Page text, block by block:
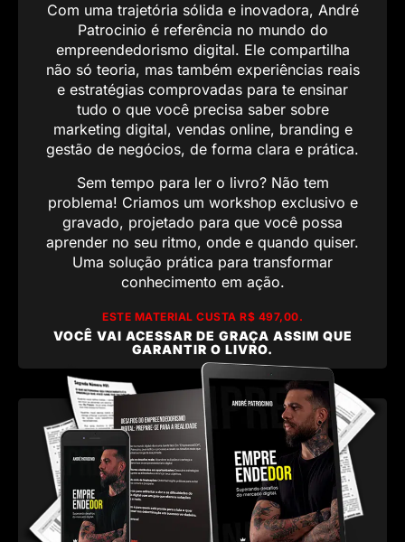
Com uma trajetória sólida e inovadora, André
Patrocinio é referência no mundo do
empreendedorismo digital. Ele compartilha
não só teoria, mas também experiências reais
e estratégias comprovadas para te ensinar
tudo o que você precisa saber sobre
marketing digital, vendas online, branding e
gestão de negócios, de forma clara e prática.
Sem tempo para ler o livro? Não tem
problema! Criamos um workshop exclusivo e
gravado, projetado para que você possa
aprender no seu ritmo, onde e quando quiser.
Uma solução prática para transformar
conhecimento em ação.
ESTE MATERIAL CUSTA R$ 497,00.
VOCÊ VAI ACESSAR DE GRAÇA ASSIM QUE
GARANTIR O LIVRO.